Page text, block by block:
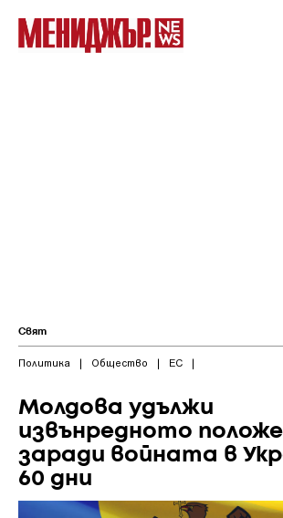
Свят
Политика | Общество | ЕС |
Молдова удължи
извънредното
заради войната в
60 дни